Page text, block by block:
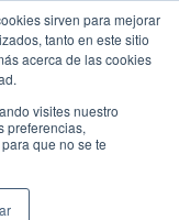
sirven para mejorar
tanto en este sitio
acerca de las cookies
visites nuestro
preferencias,
que no se te